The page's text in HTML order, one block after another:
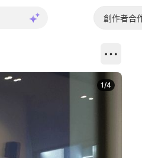
創作者合
1/4